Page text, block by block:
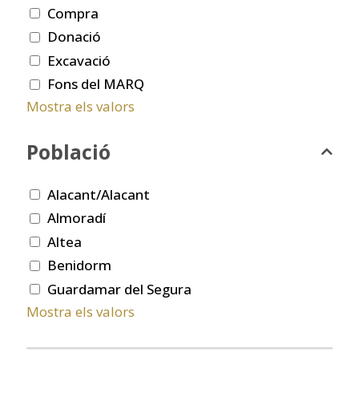
Compra
Donació
Excavació
Fons del MARQ
Mostra els valors
Població
Alacant/Alacant
Almoradí
Altea
Benidorm
Guardamar del Segura
Mostra els valors